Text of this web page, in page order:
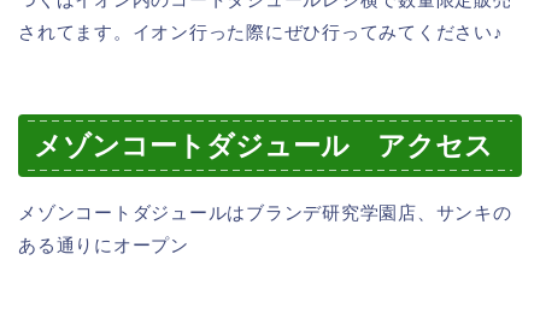
されてます。イオン行った際にぜひ行ってみてください♪
メゾンコートダジュール アクセス
メゾンコートダジュールはブランデ研究学園店、サンキの
ある通りにオープン